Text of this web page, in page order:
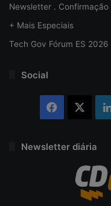
Newsletter . Confirmação
+ Mais Especiais
Tech Gov Fórum ES 2026
Social
Facebook
Newsletter diária